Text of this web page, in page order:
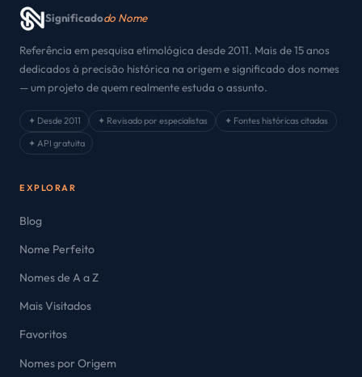
Significadodo Nome
Referência em pesquisa etimológica desde 2011. Mais de 15 anos
dedicados à precisão histórica na origem e significado dos nomes
— um projeto de quem realmente estuda o assunto.
✦ Desde 2011 ✦ Revisado por especialistas
✦ Fontes históricas citadas
✦ API gratuita
EXPLORAR
Blog
Nome Perfeito
Nomes de A a Z
Mais Visitados
Favoritos
Nomes por Origem